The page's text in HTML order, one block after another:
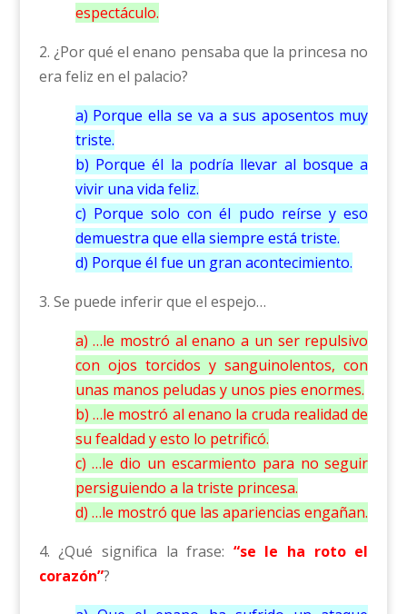
espectáculo.
2. ¿Por qué el enano pensaba que la princesa no
era feliz en el palacio?
a) Porque ella se va a sus aposentos muy
triste.
b) Porque él la podría llevar al bosque a
vivir una vida feliz.
c) Porque solo con él pudo reírse y eso
demuestra que ella siempre está triste.
d) Porque él fue un gran acontecimiento.
3. Se puede inferir que el espejo…
a) …le mostró al enano a un ser repulsivo
con ojos torcidos y sanguinolentos, con
unas manos peludas y unos pies enormes.
b) …le mostró al enano la cruda realidad de
su fealdad y esto lo petrificó.
c) …le dio un escarmiento para no seguir
persiguiendo a la triste princesa.
d) …le mostró que las apariencias engañan.
4. ¿Qué significa la frase: “se le ha roto el
corazón”?